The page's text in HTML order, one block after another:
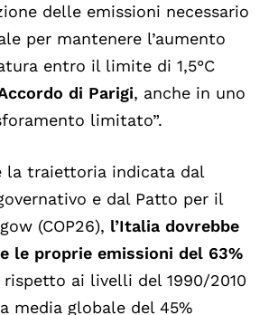
delle emissioni necessario
per mantenere l’aumento
entro il limite di 1,5°C
di Parigi, anche in uno
limitato”.
la traiettoria indicata dal
e dal Patto per il
(COP26), l’Italia dovrebbe
le proprie emissioni del 63%
rispetto ai livelli del 1990/2010
media globale del 45%